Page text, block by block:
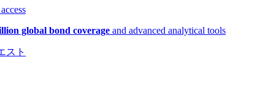
global bond coverage and advanced analytical tools
スト